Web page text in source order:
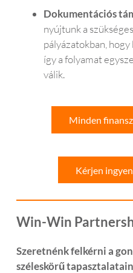
Dokumentációs
nyújtunk a
pályázatokban,
így a folyamat
válik.
Minden
Kérjen
Win-Win
Szeretnénk felkérni a
széleskörű